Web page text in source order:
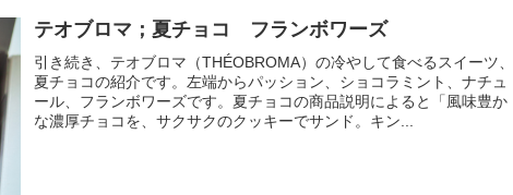
テオブロマ；夏チョコ フランボワーズ
引き続き、テオブロマ（THÉOBROMA）の冷やして食べるスイーツ、
夏チョコの紹介です。左端からパッション、ショコラミント、ナチュ
ール、フランボワーズです。夏チョコの商品説明によると「風味豊か
な濃厚チョコを、サクサクのクッキーでサンド。キン...